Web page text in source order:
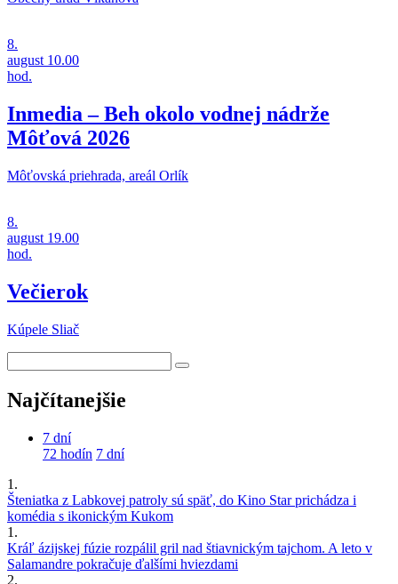
8.
august 10.00
hod.
Inmedia – Beh okolo vodnej nádrže
Môťová 2026
Môťovská priehrada, areál Orlík
8.
august 19.00
hod.
Večierok
Kúpele Sliač
Najčítanejšie
7 dní
72 hodín 7 dní
1.
Šteniatka z Labkovej patroly sú späť, do Kino Star prichádza i
komédia s ikonickým Kukom
1.
Kráľ ázijskej fúzie rozpálil gril nad štiavnickým tajchom. A leto v
Salamandre pokračuje ďalšími hviezdami
2.